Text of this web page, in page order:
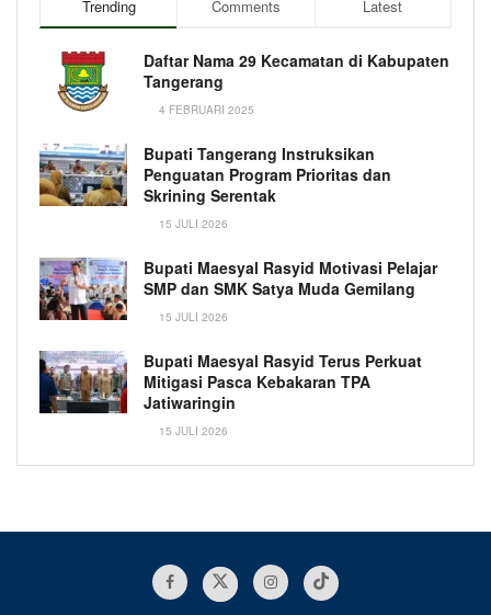
Trending Comments Latest
Daftar Nama 29 Kecamatan di Kabupaten
Tangerang
4 FEBRUARI 2025
Bupati Tangerang Instruksikan
Penguatan Program Prioritas dan
Skrining Serentak
15 JULI 2026
Bupati Maesyal Rasyid Motivasi Pelajar
SMP dan SMK Satya Muda Gemilang
15 JULI 2026
Bupati Maesyal Rasyid Terus Perkuat
Mitigasi Pasca Kebakaran TPA
Jatiwaringin
15 JULI 2026